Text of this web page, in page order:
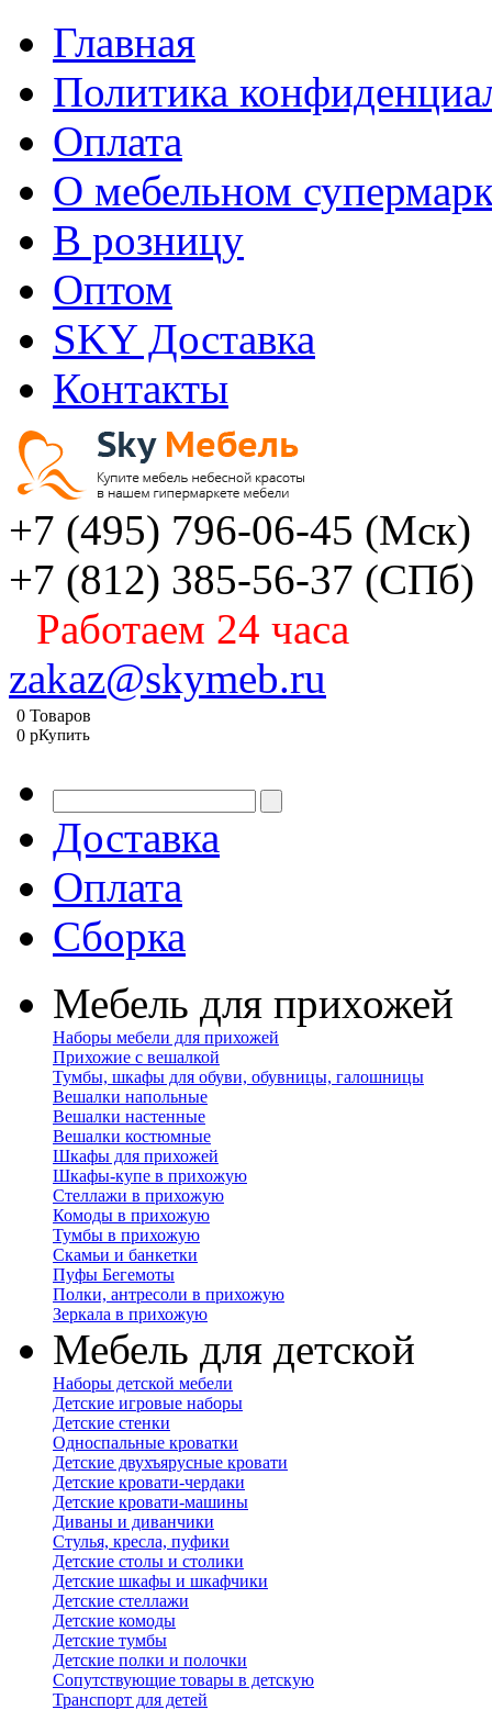
Главная
Политика
Оплата
О мебельном
В розницу
Оптом
SKY Доставка
Контакты
+7 (495) 796-06-45 (Мск)
+7 (812) 385-56-37 (СПб)
Работаем 24 часа
zakaz@skymeb.ru
0 Товаров
0 pКупить
Доставка
Оплата
Сборка
Мебель для прихожей
Наборы мебели для прихожей
Прихожие с вешалкой
Тумбы, шкафы для обуви, обувницы, галошницы
Вешалки напольные
Вешалки настенные
Вешалки костюмные
Шкафы для прихожей
Шкафы-купе в прихожую
Стеллажи в прихожую
Комоды в прихожую
Тумбы в прихожую
Скамьи и банкетки
Пуфы Бегемоты
Полки, антресоли в прихожую
Зеркала в прихожую
Мебель для детской
Наборы детской мебели
Детские игровые наборы
Детские стенки
Односпальные кроватки
Детские двухъярусные кровати
Детские кровати-чердаки
Детские кровати-машины
Диваны и диванчики
Стулья, кресла, пуфики
Детские столы и столики
Детские шкафы и шкафчики
Детские стеллажи
Детские комоды
Детские тумбы
Детские полки и полочки
Сопутствующие товары в детскую
Транспорт для детей